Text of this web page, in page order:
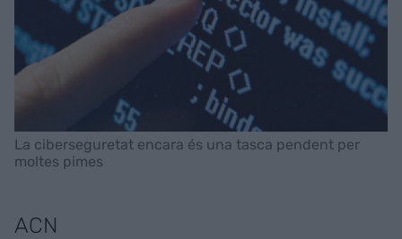
La ciberseguretat encara és una tasca pendent per
moltes pimes
ACN